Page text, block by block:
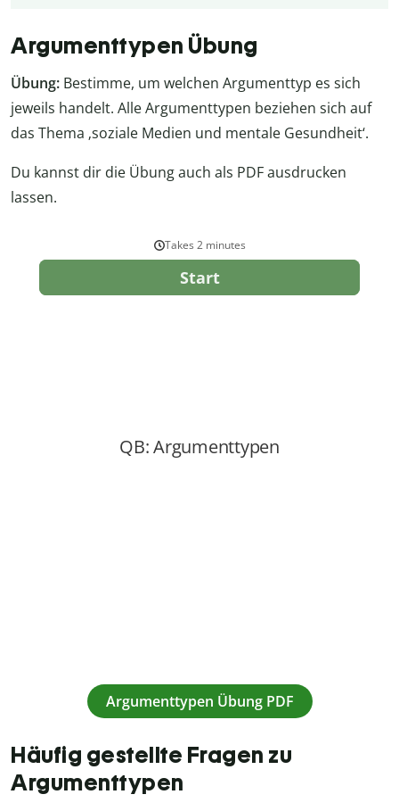
Argumenttypen Übung
Übung: Bestimme, um welchen Argumenttyp es sich
jeweils handelt. Alle Argumenttypen beziehen sich auf
das Thema ‚soziale Medien und mentale Gesundheit‘.
Du kannst dir die Übung auch als PDF ausdrucken
lassen.
Argumenttypen Übung PDF
Häufig gestellte Fragen zu
Argumenttypen